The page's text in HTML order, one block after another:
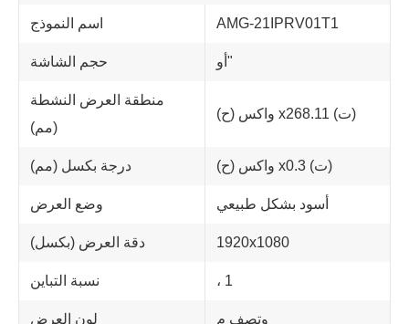
اسم النموذج AMG-21IPRV01T1
حجم الشاشة أو"
منطقة العرض النشطة
(مم)
واكس (ح) x268.11 (ت)
درجة بكسل (مم) واكس (ح) x0.3 (ت)
وضع العرض أسود بشكل طبيعي
دقة العرض (بكسل) 1920x1080
نسبة التباين ، 1
لون العرض وتصف م